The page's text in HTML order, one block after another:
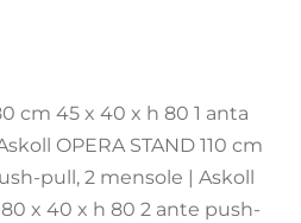
cm 45 x 40 x h 80 1 anta
OPERA STAND 110 cm
pull, 2 mensole | Askoll
80 x 40 x h 80 2 ante push-